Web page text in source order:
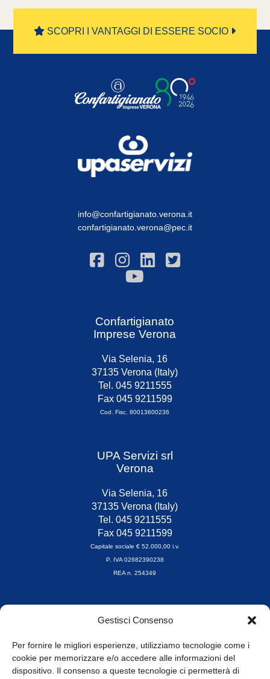
Gestisci Consenso
Per fornire le migliori esperienze, utilizziamo tecnologie come i
cookie per memorizzare e/o accedere alle informazioni del
dispositivo. Il consenso a queste tecnologie ci permetterà di
SCOPRI I VANTAGGI DI ESSERE SOCIO
info@confartigianato.verona.it
confartigianato.verona@pec.it
Confartigianato
Imprese Verona
Via Selenia, 16
37135 Verona (Italy)
Tel. 045 9211555
Fax 045 9211599
Cod. Fisc. 80013600236
UPA Servizi srl
Verona
Via Selenia, 16
37135 Verona (Italy)
Tel. 045 9211555
Fax 045 9211599
Capitale sociale € 52.000,00 i.v.
P. IVA 02682390238
REA n. 254349
Orari di apertura
8.30-13.00 / 14.00-17.30
Whistleblowing